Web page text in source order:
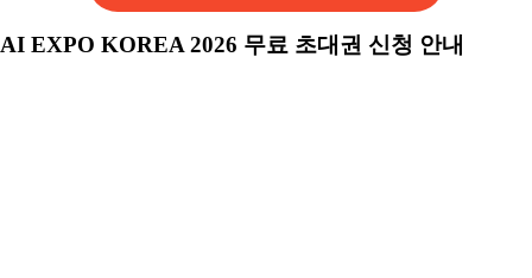
AI EXPO KOREA 2026 무료 초대권 신청 안내